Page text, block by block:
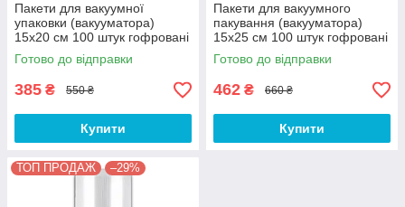
Пакети для вакуумної
упаковки (вакууматора)
15х20 см 100 штук гофровані
Готово до відправки
385 ₴ 550 ₴
Купити
Пакети для вакуумного
пакування (вакууматора)
15х25 см 100 штук гофровані
Готово до відправки
462 ₴ 660 ₴
Купити
ТОП ПРОДАЖ –29%